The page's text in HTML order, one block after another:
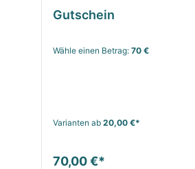
Gutschein
Wähle einen Betrag: 70 €
Varianten ab 20,00 €*
70,00 €*